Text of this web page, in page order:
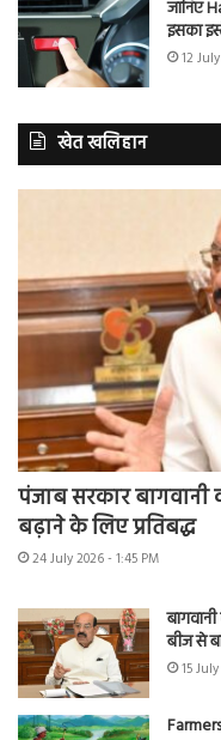
जानिए
इसका
12
खेत खलिहान
पंजाब सरकार
बढ़ाने के लिए प्रतिबद्ध
24 July 2026 - 1:45 PM
बीज से
15